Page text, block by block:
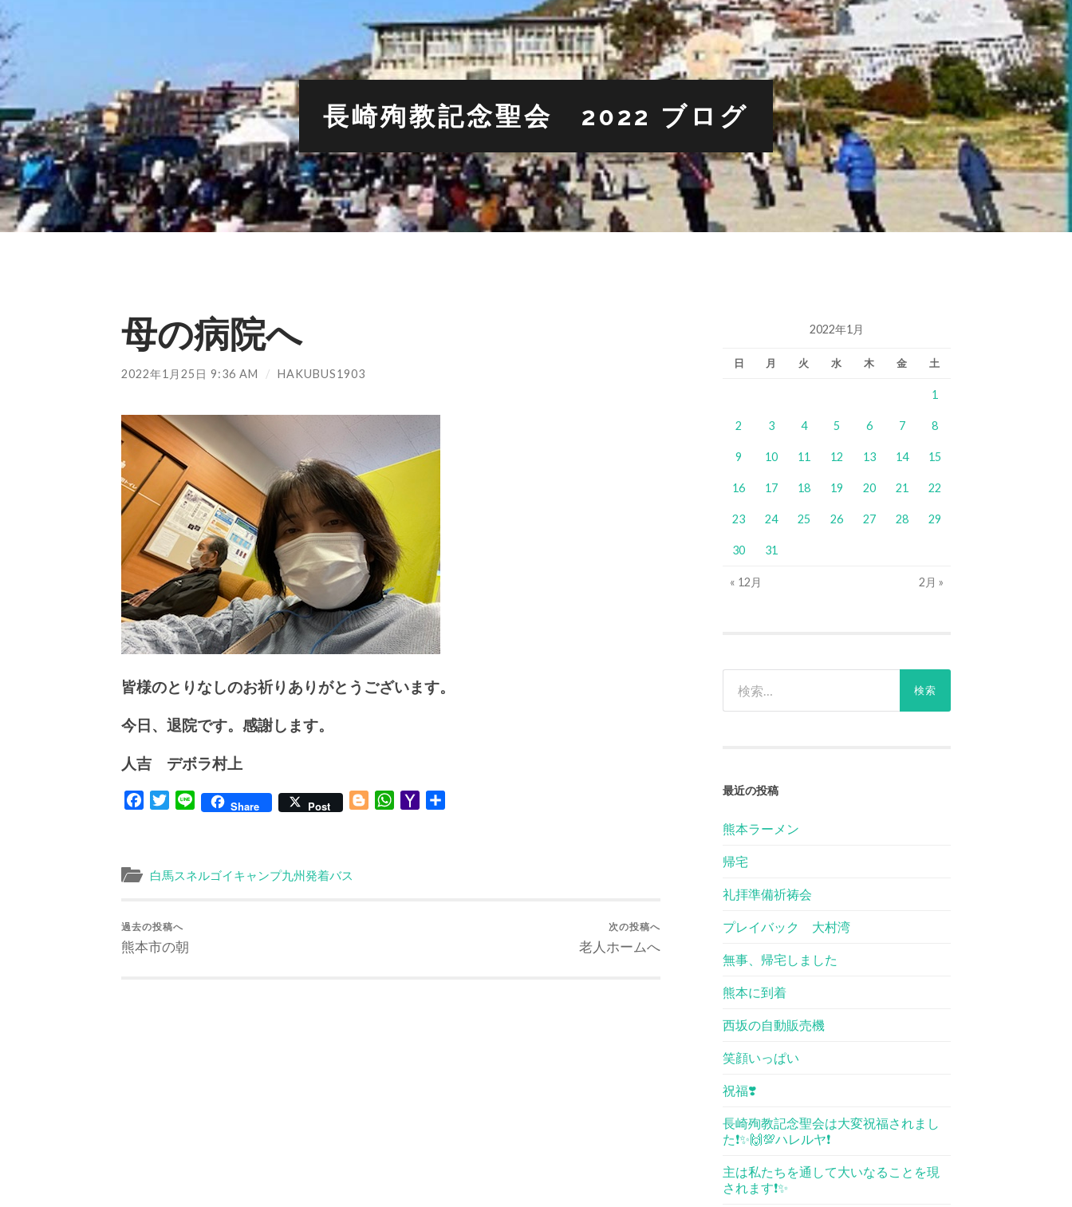
長崎殉教記念聖会 2022 ブログ
母の病院へ
2022年1月25日 9:36 AM / HAKUBUS1903
皆様のとりなしのお祈りありがとうございます。
今日、退院です。感謝します。
人吉 デボラ村上
Facebook
TwitterLine Share Post BloggerWhatsApp
Yahoo
白馬スネルゴイキャンプ九州発着バス
過去の投稿へ
熊本市の朝
次の投稿へ
老人ホームへ
2022年1月
日 月 火 水 木 金 土
1
2 3 4 5 6 7 8
9 10 11 12 13 14 15
16 17 18 19 20 21 22
23 24 25 26 27 28 29
30 31
« 12月 2月 »
最近の投稿
熊本ラーメン
帰宅
礼拝準備祈祷会
プレイバック 大村湾
無事、帰宅しました
熊本に到着
西坂の自動販売機
笑顔いっぱい
祝福❣️
長崎殉教記念聖会は大変祝福されまし
た❗️✨🙌💯ハレルヤ❗️
主は私たちを通して大いなることを現
されます❗️✨